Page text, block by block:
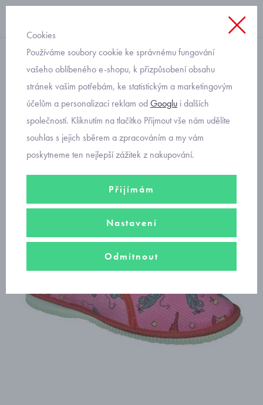
nazouvací HP Čechtín
klasické dětské bačkory
555-2 růžové
Cookies
Používáme soubory cookie ke správnému fungování
vašeho oblíbeného e-shopu, k přizpůsobení obsahu
stránek vašim potřebám, ke statistickým a marketingovým
účelům a personalizaci reklam odGooglu i dalších
společností. Kliknutím na tlačítko Přijmout vše nám udělíte
souhlas s jejich sběrem a zpracováním a my vám
poskytneme ten nejlepší zážitek z nakupování.
Přijímám
Nastavení
Odmítnout